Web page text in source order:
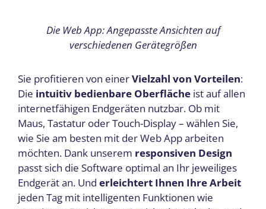
Die Web App: Angepasste Ansichten auf
verschiedenen Gerätegrößen
Sie profitieren von einerVielzahl von Vorteilen:
Die intuitiv bedienbare Oberfläche ist auf allen
internetfähigen Endgeräten nutzbar. Ob mit
Maus, Tastatur oder Touch-Display – wählen Sie,
wie Sie am besten mit derWeb Apparbeiten
möchten. Dank unserem responsiven Design
passt sich die Software optimal an Ihr jeweiliges
Endgerät an. Und erleichtert Ihnen Ihre Arbeit
jeden Tag mit intelligenten Funktionen wie